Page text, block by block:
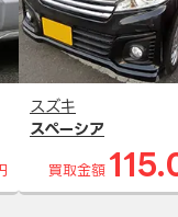
スズキ
スペーシア
買取金額